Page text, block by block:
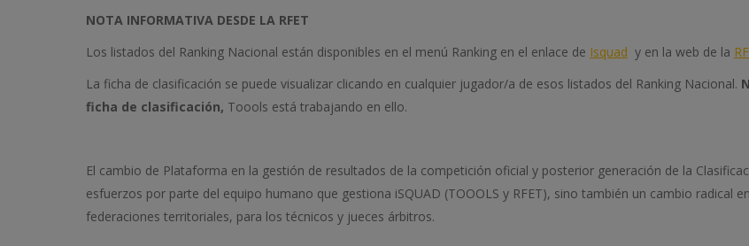
NOTA INFORMATIVA DESDE LA RFET
Los listados del Ranking Nacional están disponibles en el menú Ranking en el enlace de Isquad y en la web de la
La ficha de clasificación se puede visualizar clicando en cualquier jugador/a de esos listados del Ranking Nacional.
ficha de clasificación, Toools está trabajando en ello.
El cambio de Plataforma en la gestión de resultados de la competición oficial y posterior generación de la
esfuerzos por parte del equipo humano que gestiona iSQUAD (TOOOLS y RFET), sino también un cambio radical
federaciones territoriales, para los técnicos y jueces árbitros.